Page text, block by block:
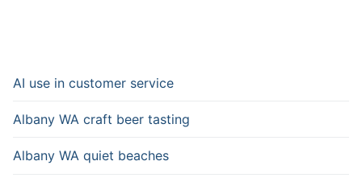
AI use in customer service
Albany WA craft beer tasting
Albany WA quiet beaches